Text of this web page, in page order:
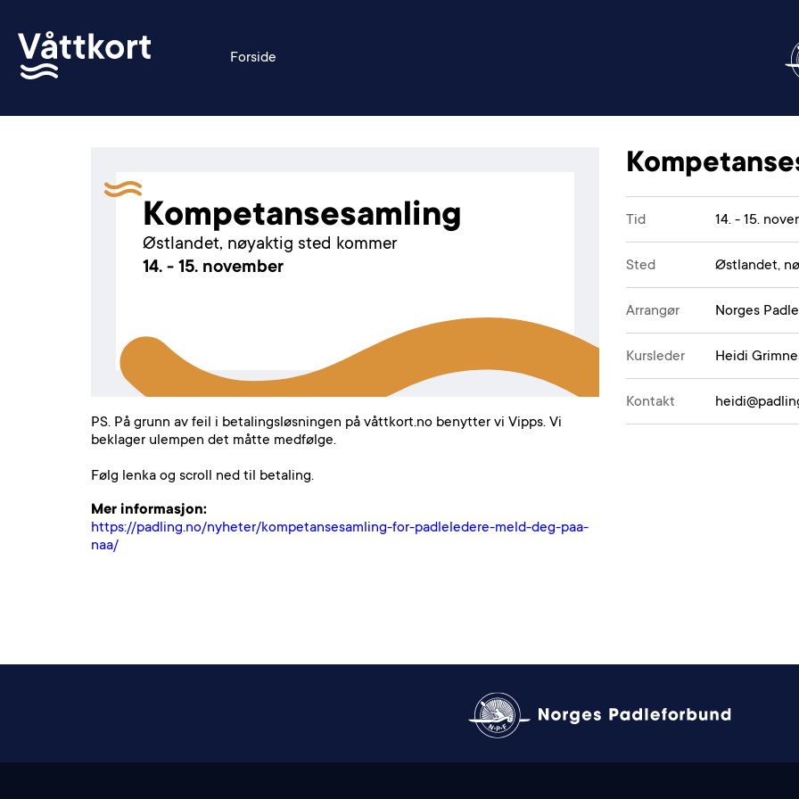
Forside
Kompetansesamling
Østlandet, nøyaktig sted kommer
14. - 15. november
PS. På grunn av feil i betalingsløsningen på våttkort.no benytter vi Vipps. Vi
beklager ulempen det måtte medfølge.
Følg lenka og scroll ned til betaling.
Mer informasjon:
https://padling.no/nyheter/kompetansesamling-for-padleledere-meld-deg-paa-
naa/
Tid 14. - 15.
Sted Østlandet,
Arrangør Norges
Kursleder Heidi
Kontakt